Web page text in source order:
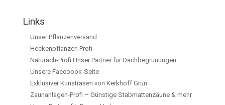
Links
Unser Pflanzenversand
Heckenpflanzen Profi
Naturach-Profi Unser Partner für Dachbegrünungen
Unsere Facebook-Seite
Exklusiver Kunstrasen von Kerkhoff Grün
Zaunanlagen-Profi – Günstige Stabmattenzäune & mehr